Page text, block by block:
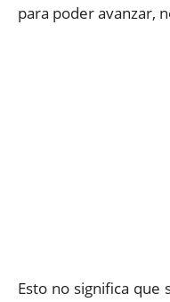
para poder avanzar,
Esto no significa que